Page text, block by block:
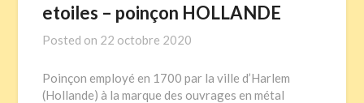
etoiles – poinçon HOLLANDE
Posted on 22 octobre 2020
Poinçon employé en 1700 par la ville d’Harlem
(Hollande) à la marque des ouvrages en métal